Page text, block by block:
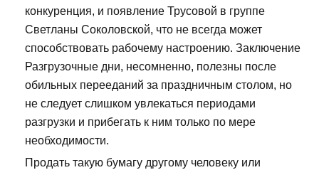
конкуренция, и появление Трусовой в группе
Светланы Соколовской, что не всегда может
способствовать рабочему настроению. Заключение
Разгрузочные дни, несомненно, полезны после
обильных перееданий за праздничным столом, но
не следует слишком увлекаться периодами
разгрузки и прибегать к ним только по мере
необходимости.
Продать такую бумагу другому человеку или